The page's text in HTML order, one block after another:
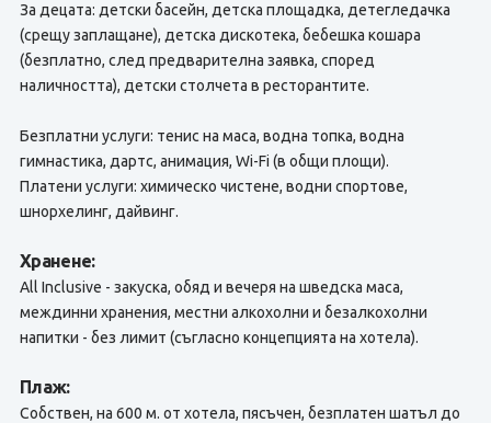
За децата: детски басейн, детска площадка, детегледачка
(срещу заплащане), детска дискотека, бебешка кошара
(безплатно, след предварителна заявка, според
наличността), детски столчета в ресторантите.
Безплатни услуги: тенис на маса, водна топка, водна
гимнастика, дартс, анимация, Wi-Fi (в общи площи).
Платени услуги: химическо чистене, водни спортове,
шнорхелинг, дайвинг.
Хранене:
All Inclusive - закуска, обяд и вечеря на шведска маса,
междинни хранения, местни алкохолни и безалкохолни
напитки - без лимит (съгласно концепцията на хотела).
Плаж:
Собствен, на 600 м. от хотела, пясъчен, безплатен шатъл до